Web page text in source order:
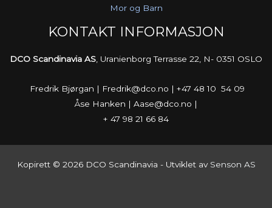
Mor og Barn
KONTAKT INFORMASJON
DCO Scandinavia AS , Uranienborg Terrasse 22, N- 0351 OSLO
Fredrik Bjørgan | Fredrik@dco.no | +47 48 10 54 09
Åse Hanken | Aase@dco.no |
+ 47 98 21 66 84
Kopirett © 2026 DCO Scandinavia - Utviklet av Senson AS